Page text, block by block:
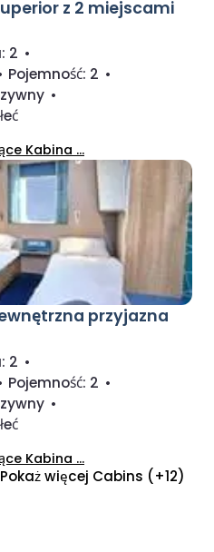
z 2 miejscami
2 •
Pojemność: 2 •
•
Kabina ...
przyjazna
2 •
Pojemność: 2 •
•
Kabina ...
Pokaż więcej Cabins (+12)